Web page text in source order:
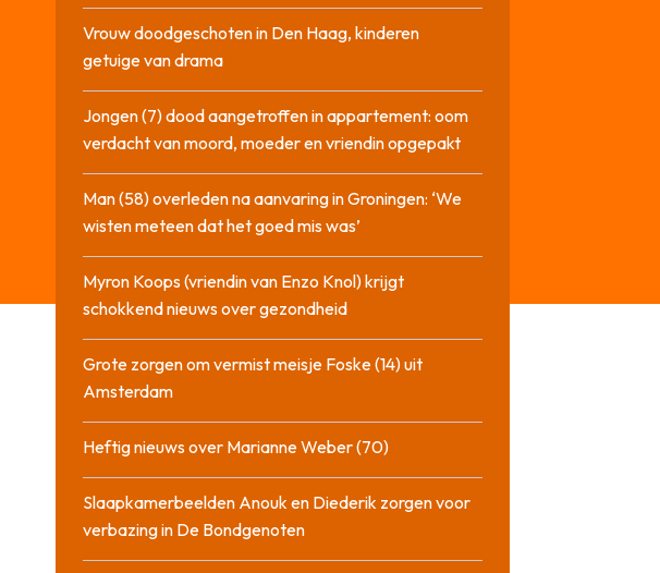
Vrouw doodgeschoten in Den Haag, kinderen
getuige van drama
Jongen (7) dood aangetroffen in appartement: oom
verdacht van moord, moeder en vriendin opgepakt
Man (58) overleden na aanvaring in Groningen: ‘We
wisten meteen dat het goed mis was’
Myron Koops (vriendin van Enzo Knol) krijgt
schokkend nieuws over gezondheid
Grote zorgen om vermist meisje Foske (14) uit
Amsterdam
Heftig nieuws over Marianne Weber (70)
Slaapkamerbeelden Anouk en Diederik zorgen voor
verbazing in De Bondgenoten